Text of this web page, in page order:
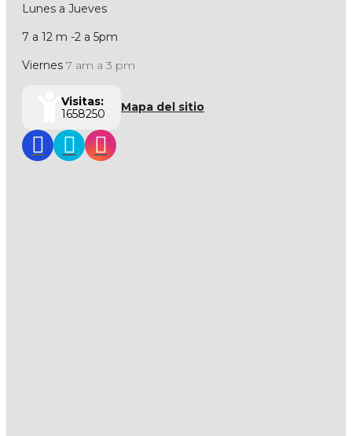
Lunes a Jueves
7 a 12 m -2 a 5pm
Viernes 7 am a 3 pm
Visitas:
1658250
Mapa del sitio